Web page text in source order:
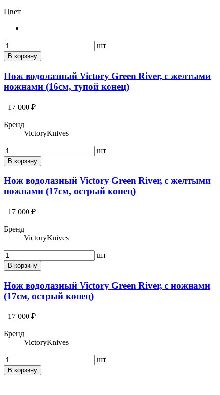
Цвет
шт
В корзину
Нож водолазный Victory Green River, с желтыми
ножнами (16см, тупой конец)
17 000 ₽
Бренд
VictoryKnives
шт
В корзину
Нож водолазный Victory Green River, с желтыми
ножнами (17см, острый конец)
17 000 ₽
Бренд
VictoryKnives
шт
В корзину
Нож водолазный Victory Green River, с ножнами
(17см, острый конец)
17 000 ₽
Бренд
VictoryKnives
шт
В корзину